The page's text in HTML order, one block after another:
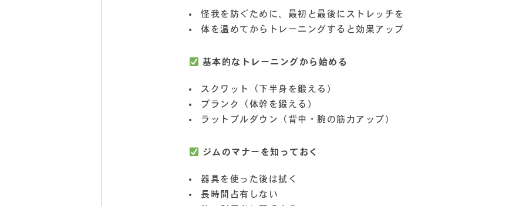
怪我を防ぐために、最初と最後にストレッチを
体を温めてからトレーニングすると効果アップ
基本的なトレーニングから始める
スクワット（下半身を鍛える）
プランク（体幹を鍛える）
ラットプルダウン（背中・腕の筋力アップ）
ジムのマナーを知っておく
器具を使った後は拭く
長時間占有しない